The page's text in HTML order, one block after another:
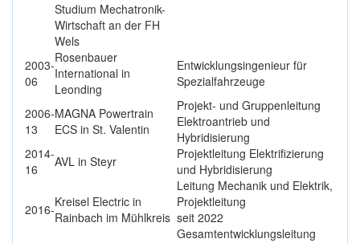
Studium Mechatronik-
Wirtschaft an der FH
Wels
2003-
06
Rosenbauer
International in
Leonding
Entwicklungsingenieur für
Spezialfahrzeuge
2006-
13
MAGNA Powertrain
ECS in St. Valentin
Projekt- und Gruppenleitung
Elektroantrieb und
Hybridisierung
2014-
16
AVL in Steyr
Projektleitung Elektrifizierung
und Hybridisierung
2016-Kreisel Electric in
Rainbach im Mühlkreis
Leitung Mechanik und Elektrik,
Projektleitung
seit 2022
Gesamtentwicklungsleitung